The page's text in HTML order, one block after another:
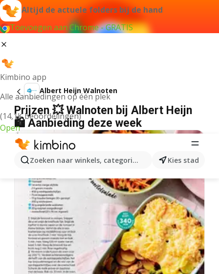
Altijd de actuele folders bij de hand
Toevoegen aan Chrome - GRATIS
Kimbino app
Alle aanbiedingen op één plek
(14,1K beoordelingen)
Open
Zoeken naar winkels, categorieën, producten...
Kies stad
Albert Heijn Walnoten
Prijzen 💥 Walnoten bij Albert Heijn
🛍️ Aanbieding deze week